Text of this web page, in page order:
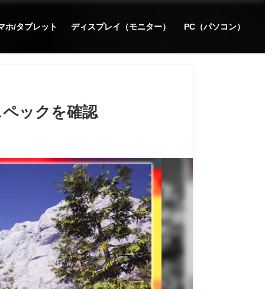
ホ/タブレット ディスプレイ（モニター） PC（パソコン）
ックを確認